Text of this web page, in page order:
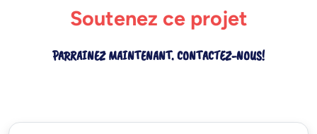
Soutenez ce projet
PARRAINEZ MAINTENANT. CONTACTEZ-NOUS!